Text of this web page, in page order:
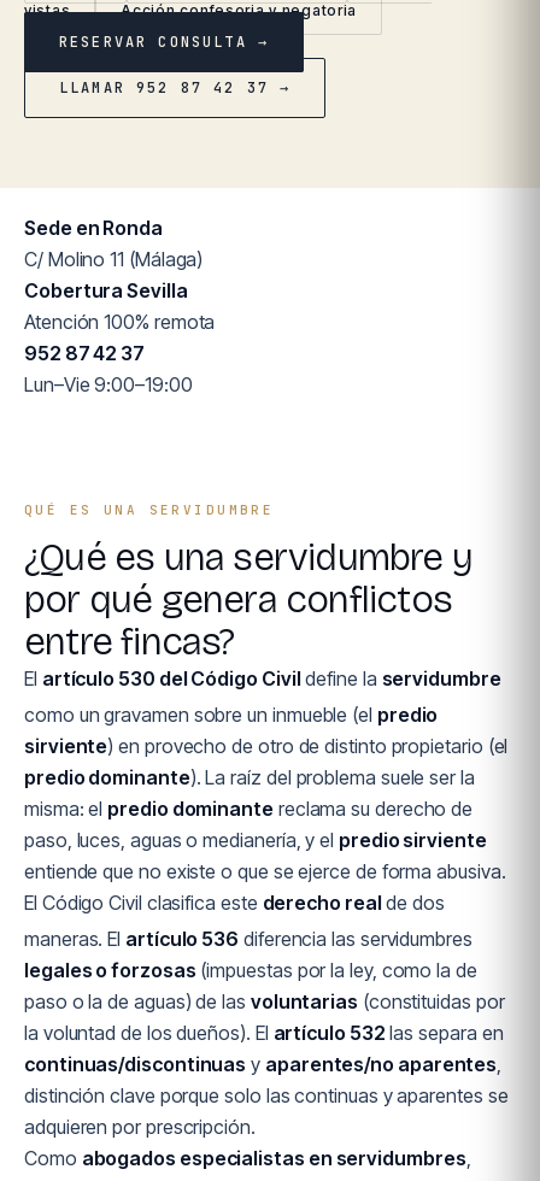
vistas
Acción confesoria y negatoria
RESERVAR CONSULTA →
LLAMAR 952 87 42 37 →
Sede en Ronda
C/ Molino 11 (Málaga)
Cobertura Sevilla
Atención 100% remota
952 87 42 37
Lun–Vie 9:00–19:00
QUÉ ES UNA SERVIDUMBRE
¿Qué es una servidumbre y
por qué genera conflictos
entre fincas?
El artículo 530 del Código Civildefine la servidumbre
como un gravamen sobre un inmueble (el predio
sirviente) en provecho de otro de distinto propietario (el
predio dominante). La raíz del problema suele ser la
misma: el predio dominante reclama su derecho de
paso, luces, aguas o medianería, y el predio sirviente
entiende que no existe o que se ejerce de forma abusiva.
El Código Civil clasifica este derecho realde dos
maneras. El artículo 536 diferencia las servidumbres
legales o forzosas (impuestas por la ley, como la de
paso o la de aguas) de las voluntarias (constituidas por
la voluntad de los dueños). El artículo 532 las separa en
continuas/discontinuas y aparentes/no aparentes,
distinción clave porque solo las continuas y aparentes se
adquieren por prescripción.
Como abogados especialistas en servidumbres,